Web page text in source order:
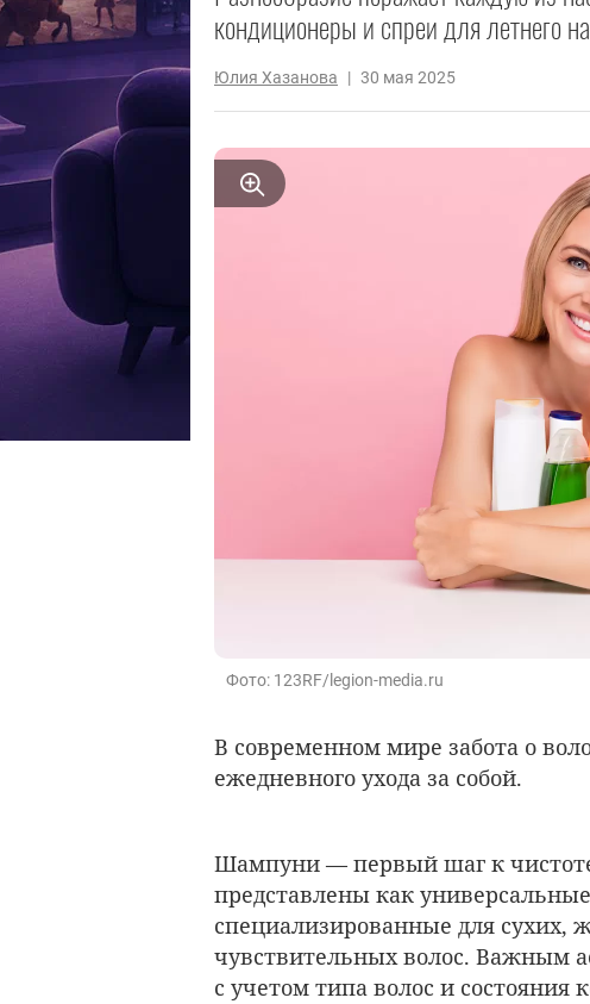
кондиционеры и спреи для летнего
Юлия Хазанова | 30 мая 2025
Фото: 123RF/legion-media.ru
В современном мире забота о
ежедневного ухода за собой.
Шампуни — первый шаг к
представлены как
специализированные для
чувствительных волос. Важным
с учетом типа волос и состояния